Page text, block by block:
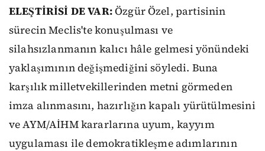
ELEŞTİRİSİ DE VAR:Özgür Özel, partisinin
sürecin Meclis'te konuşulması ve
silahsızlanmanın kalıcı hâle gelmesi yönündeki
yaklaşımının değişmediğini söyledi. Buna
karşılık milletvekillerinden metni görmeden
imza alınmasını, hazırlığın kapalı yürütülmesini
ve AYM/AİHM kararlarına uyum, kayyım
uygulaması ile demokratikleşme adımlarının